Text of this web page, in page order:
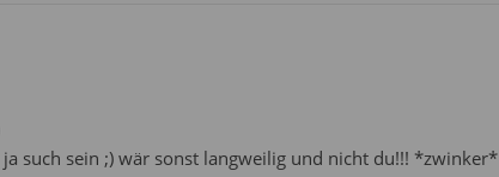
such sein ;) wär sonst langweilig und nicht du!!! *zwinker*